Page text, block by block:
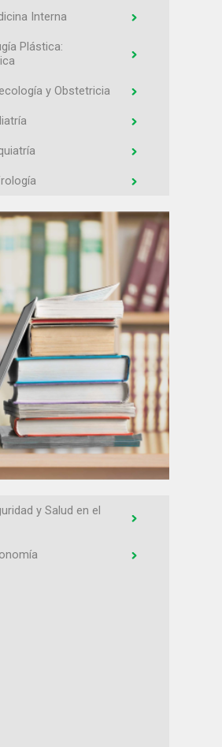
Interna
Plástica:
y Obstetricia
y Traumatología
General
y Salud en el